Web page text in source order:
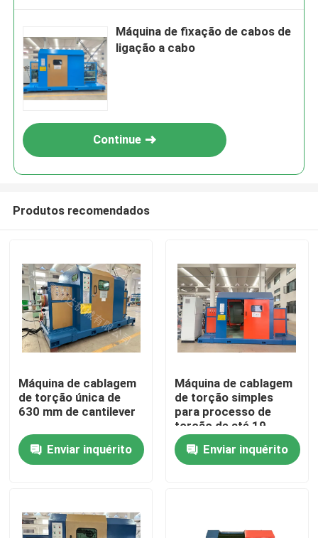
Início
Produtos
Sobre Nós
Máquina de fixação de cabos de
ligação a cabo
Continue
Produtos recomendados
Máquina de cablagem
de torção única de
630 mm de cantilever
Enviar inquérito
Máquina de cablagem
de torção simples
para processo de
torção de até 19
núcleos
Enviar inquérito